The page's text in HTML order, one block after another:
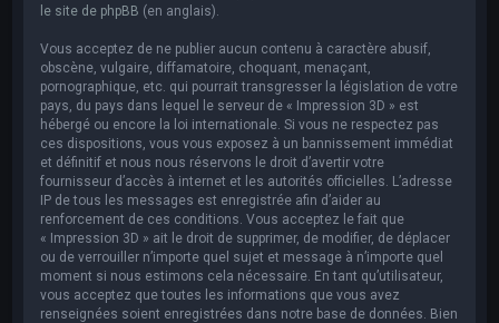
le site de phpBB (en anglais).
Vous acceptez de ne publier aucun contenu à caractère abusif,
obscène, vulgaire, diffamatoire, choquant, menaçant,
pornographique, etc. qui pourrait transgresser la législation de votre
pays, du pays dans lequel le serveur de « Impression 3D » est
hébergé ou encore la loi internationale. Si vous ne respectez pas
ces dispositions, vous vous exposez à un bannissement immédiat
et définitif et nous nous réservons le droit d’avertir votre
fournisseur d’accès à internet et les autorités officielles. L’adresse
IP de tous les messages est enregistrée afin d’aider au
renforcement de ces conditions. Vous acceptez le fait que
« Impression 3D » ait le droit de supprimer, de modifier, de déplacer
ou de verrouiller n’importe quel sujet et message à n’importe quel
moment si nous estimons cela nécessaire. En tant qu’utilisateur,
vous acceptez que toutes les informations que vous avez
renseignées soient enregistrées dans notre base de données. Bien